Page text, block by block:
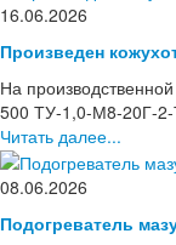
16.06.2026
Произведен
На
500 ТУ-1,0-М8-20Г-
Читать далее...
08.06.2026
Подогреватель